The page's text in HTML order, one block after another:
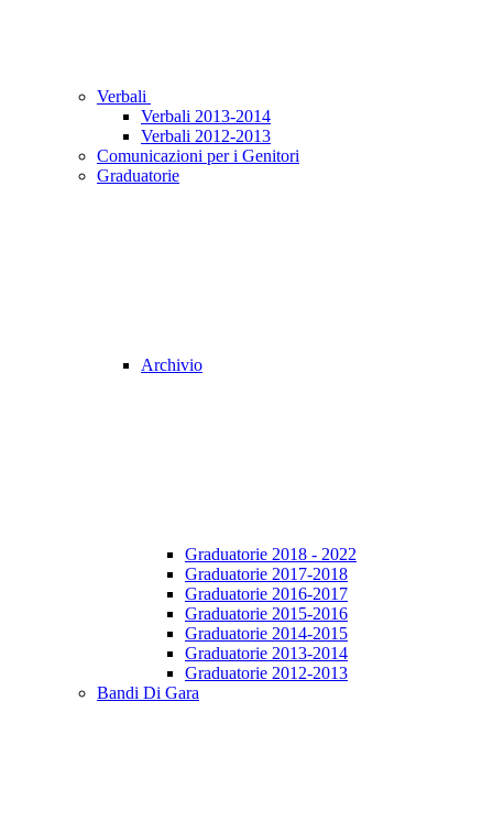
Verbali
Verbali 2013-2014
Verbali 2012-2013
Comunicazioni per i Genitori
Graduatorie
Archivio
Graduatorie 2018 - 2022
Graduatorie 2017-2018
Graduatorie 2016-2017
Graduatorie 2015-2016
Graduatorie 2014-2015
Graduatorie 2013-2014
Graduatorie 2012-2013
Bandi Di Gara